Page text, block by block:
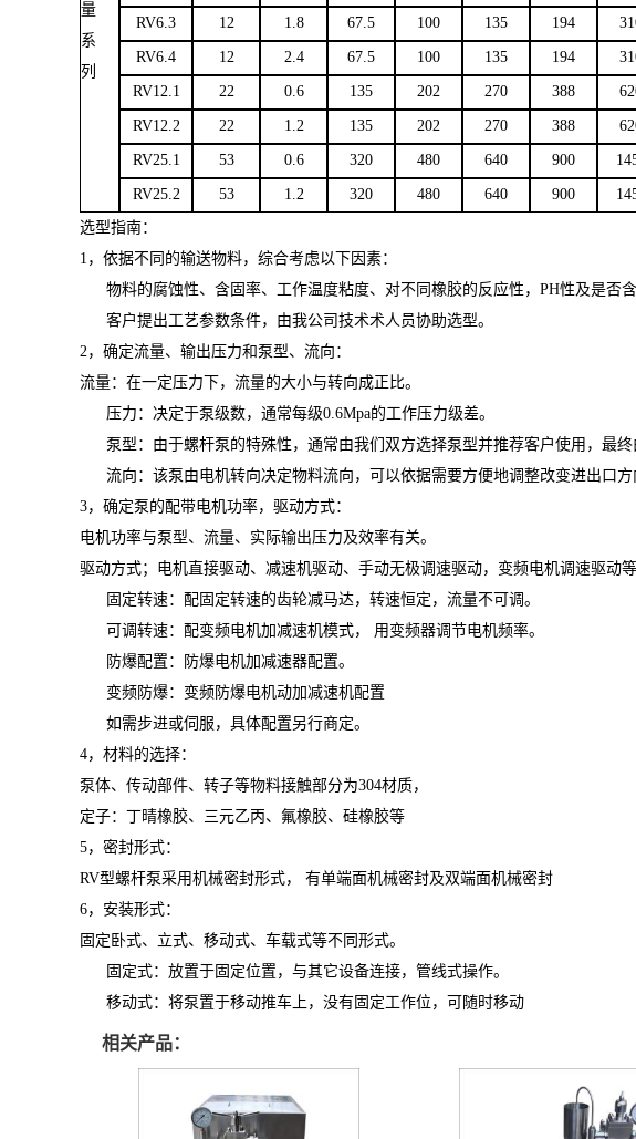
量
系
列
RV6.3 12 1.8 67.5 100 135 194
RV6.4 12 2.4 67.5 100 135 194
RV12.1 22 0.6 135 202 270 388
RV12.2 22 1.2 135 202 270 388
RV25.1 53 0.6 320 480 640 900
RV25.2 53 1.2 320 480 640 900
选型指南：
1，依据不同的输送物料，综合考虑以下因素：
物料的腐蚀性、含固率、工作温度粘度、对不同橡胶的反应性， PH性及是否
客户提出工艺参数条件，由我公司技术术人员协助选型。
2，确定流量、输出压力和泵型、流向：
流量：在一定压力下，流量的大小与转向成正比。
压力：决定于泵级数，通常每级0.6Mpa的工作压力级差。
泵型：由于螺杆泵的特殊性，通常由我们双方选择泵型并推荐客户使用，最终
流向：该泵由电机转向决定物料流向，可以依据需要方便地调整改变进出口
3，确定泵的配带电机功率，驱动方式：
电机功率与泵型、流量、实际输出压力及效率有关。
驱动方式；电机直接驱动、减速机驱动、手动无极调速驱动，变频电机调速驱动等
固定转速：配固定转速的齿轮减马达，转速恒定，流量不可调。
可调转速：配变频电机加减速机模式， 用变频器调节电机频率。
防爆配置：防爆电机加减速器配置。
变频防爆：变频防爆电机动加减速机配置
如需步进或伺服，具体配置另行商定。
4，材料的选择：
泵体、传动部件、转子等物料接触部分为304材质，
定子：丁晴橡胶、三元乙丙、氟橡胶、硅橡胶等
5，密封形式：
RV型螺杆泵采用机械密封形式， 有单端面机械密封及双端面机械密封
6，安装形式：
固定卧式、立式、移动式、车载式等不同形式。
固定式：放置于固定位置，与其它设备连接，管线式操作。
移动式：将泵置于移动推车上，没有固定工作位，可随时移动
相关产品：